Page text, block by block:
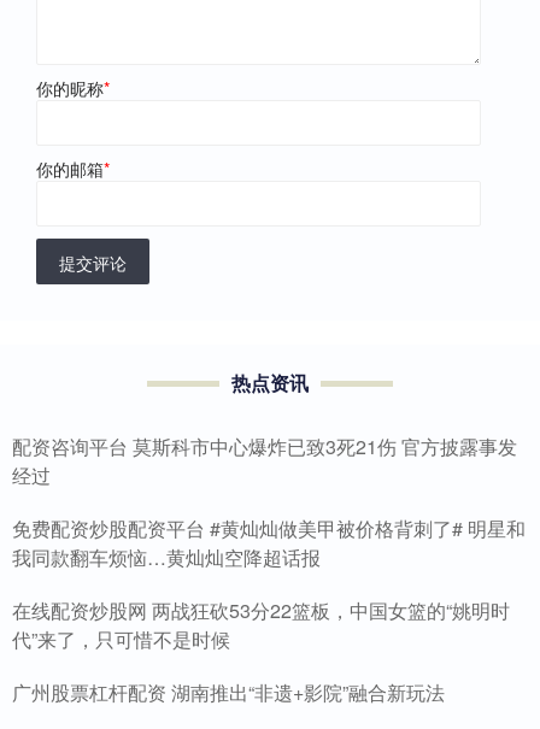
你的昵称*
你的邮箱*
提交评论
热点资讯
配资咨询平台 莫斯科市中心爆炸已致3死21伤 官方披露事发
经过
免费配资炒股配资平台 #黄灿灿做美甲被价格背刺了# 明星和
我同款翻车烦恼…黄灿灿空降超话报
在线配资炒股网 两战狂砍53分22篮板，中国女篮的“姚明时
代”来了，只可惜不是时候
广州股票杠杆配资 湖南推出“非遗+影院”融合新玩法